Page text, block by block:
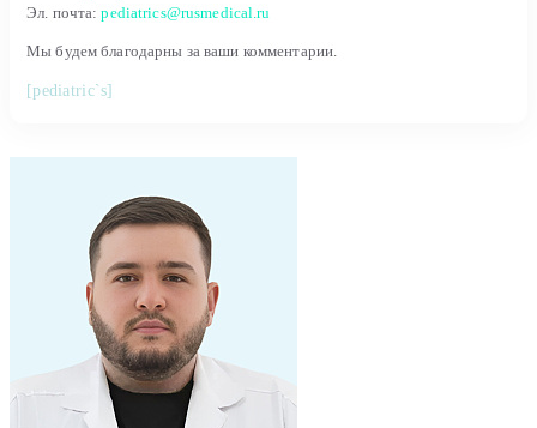
Эл. почта:pediatrics@rusmedical.ru
Мы будем благодарны за ваши комментарии.
[pediatric`s]